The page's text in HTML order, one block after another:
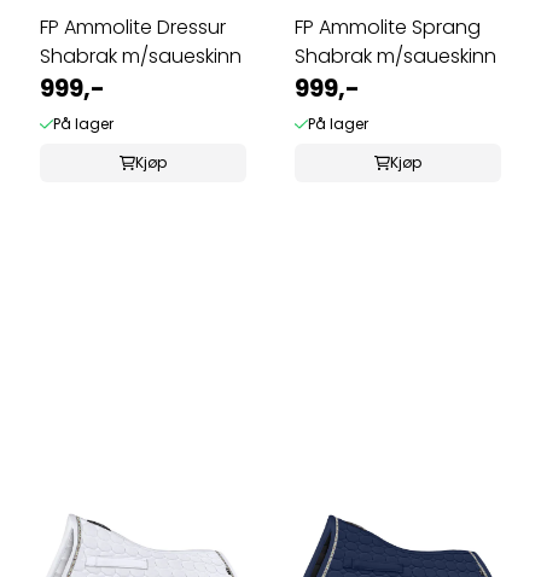
FP Ammolite Dressur
Shabrak m/saueskinn
999,-
På lager
Kjøp
FP Ammolite Sprang
Shabrak m/saueskinn
999,-
På lager
Kjøp